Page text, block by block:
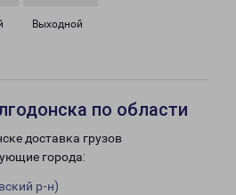
Выходной
по области
доставка грузов
города:
р-н)